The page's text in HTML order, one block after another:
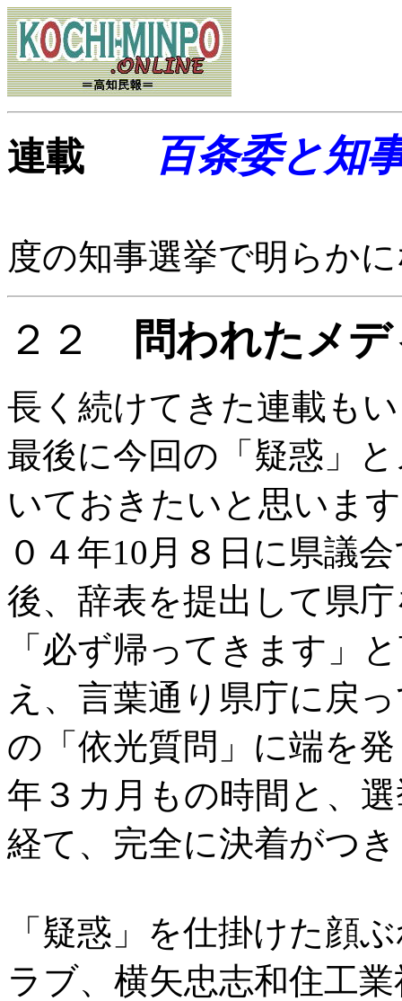
連載 百条委と知
度の知事選挙で明らか
２２ 問われたメ
長く続けてきた連載も
最後に今回の「疑惑」
いておきたいと思いま
０４年10月８日に県議
後、辞表を提出して県
「必ず帰ってきます」
え、言葉通り県庁に戻
の「依光質問」に端を
年３カ月もの時間と、
経て、完全に決着がつ
「疑惑」を仕掛けた顔
ラブ、横矢忠志和住工